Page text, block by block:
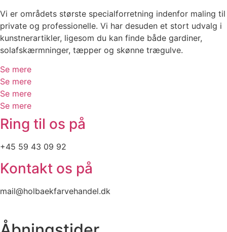
Vi er områdets største specialforretning indenfor maling til
private og professionelle. Vi har desuden et stort udvalg i
kunstnerartikler, ligesom du kan finde både gardiner,
solafskærmninger, tæpper og skønne trægulve.
Se mere
Se mere
Se mere
Se mere
Ring til os på
+45 59 43 09 92
Kontakt os på
mail@holbaekfarvehandel.dk